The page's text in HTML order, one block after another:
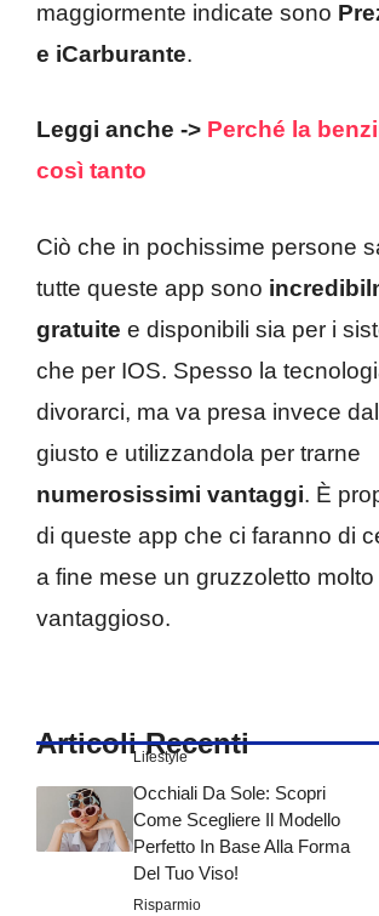
maggiormente indicate sono
e iCarburante.
Leggi anche -> Perché la
così tanto
Ciò che in pochissime persone
tutte queste app sono
gratuite e disponibili sia per i
che per IOS. Spesso la
divorarci, ma va presa invece
giusto e utilizzandola per trarne
numerosissimi vantaggi. È
di queste app che ci faranno di
a fine mese un gruzzoletto molto
vantaggioso.
Articoli Recenti
Lifestyle
Occhiali Da Sole: Scopri
Come Scegliere Il Modello
Perfetto In Base Alla Forma
Del Tuo Viso!
Risparmio